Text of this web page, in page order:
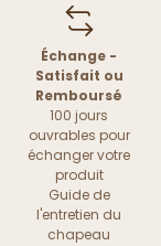
Échange -
Satisfait ou
Remboursé
100 jours
ouvrables pour
échanger votre
produit
Guide de
l'entretien du
chapeau